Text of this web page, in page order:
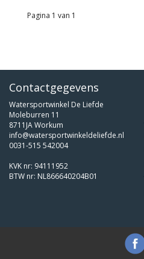
Pagina 1 van 1
Contactgegevens
Watersportwinkel De Liefde
Moleburren 11
8711JA Workum
info@watersportwinkeldeliefde.nl
0031-515 542004
KVK nr: 94111952
BTW nr: NL866640204B01